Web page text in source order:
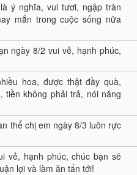
ý nghĩa, vui tươi, ngập tràn
mắn trong cuộc sống nữa
ngày 8/2 vui vẻ, hạnh phúc,
hoa, được thật đầy quà,
tiền không phải trả, nói năng
thể chị em ngày 8/3 luôn rực
vẻ, hạnh phúc, chúc bạn sẽ
lợi và làm ăn tấn tới!